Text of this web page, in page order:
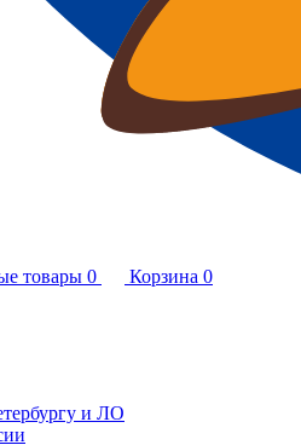
товары 0 Корзина 0
и ЛО